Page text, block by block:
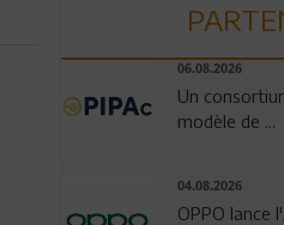
06.08.2026
Un
modèle de ...
04.08.2026
OPPO lance